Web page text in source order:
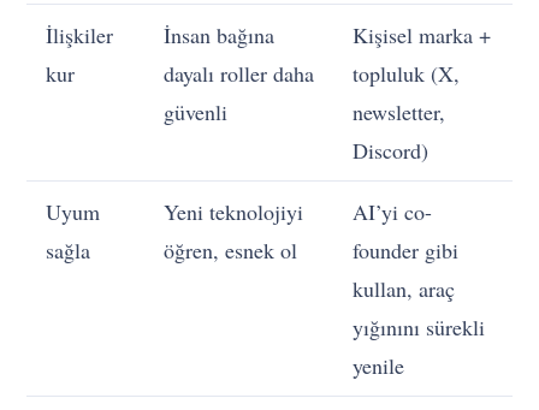
İlişkiler
kur
İnsan bağına
dayalı roller daha
güvenli
Kişisel marka +
topluluk (X,
newsletter,
Discord)
Uyum
sağla
Yeni teknolojiyi
öğren, esnek ol
AI’yi co-
founder gibi
kullan, araç
yığınını sürekli
yenile